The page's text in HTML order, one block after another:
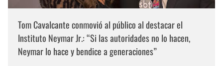
Tom Cavalcante conmovió al público al destacar el
Instituto Neymar Jr.: “Si las autoridades no lo hacen,
Neymar lo hace y bendice a generaciones”